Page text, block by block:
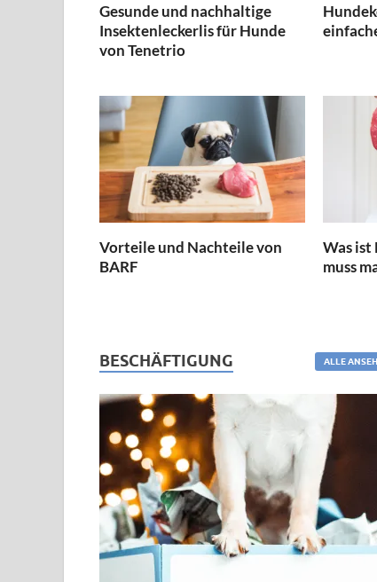
Gesunde und nachhaltige
Insektenleckerlis für Hunde
von Tenetrio
Vorteile und Nachteile von
BARF
Was ist
muss
BESCHÄFTIGUNG ALLE